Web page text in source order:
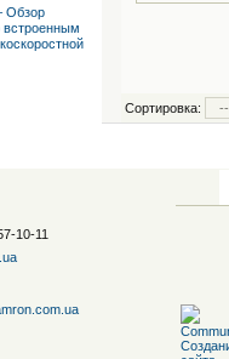
Обзор
встроенным
Сортировка:
10-11